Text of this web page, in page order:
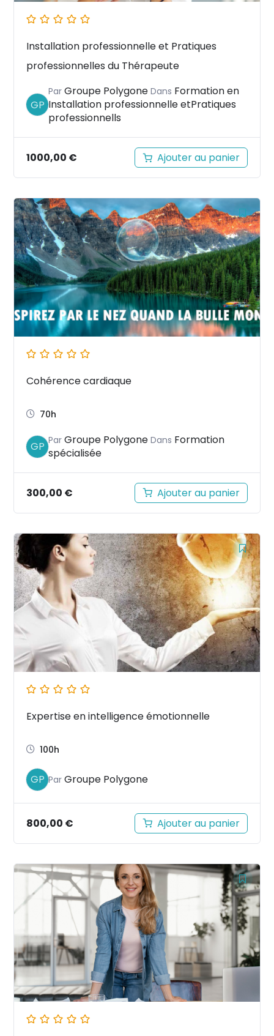
Installation professionnelle et Pratiques
professionnelles du Thérapeute
GP
ParGroupe Polygone Dans Formation en
Installation professionnelle etPratiques
professionnells
1000,00 € Ajouter au panier
Cohérence cardiaque
70h
GP ParGroupe Polygone Dans Formation
spécialisée
300,00 € Ajouter au panier
Expertise en intelligence émotionnelle
100h
GP ParGroupe Polygone
800,00 € Ajouter au panier